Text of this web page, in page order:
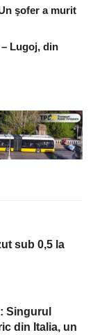
şofer a murit
Lugoj, din
sub 0,5 la
Singurul
din Italia, un